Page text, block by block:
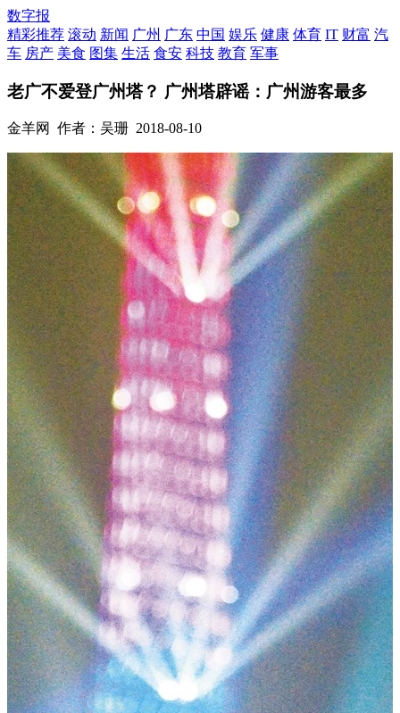
数字报
精彩推荐 滚动 新闻 广州 广东 中国 娱乐 健康 体育 IT 财富 汽
车 房产 美食 图集 生活 食安 科技 教育 军事
老广不爱登广州塔？ 广州塔辟谣：广州游客最多
金羊网 作者：吴珊 2018-08-10